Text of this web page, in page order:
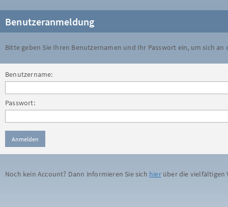
Benutzeranmeldung
Bitte geben Sie Ihren Benutzernamen und Ihr Passwort ein, um sich an
Benutzername:
Passwort:
Noch kein Account? Dann informieren Sie sich hierüber die vielfältigen